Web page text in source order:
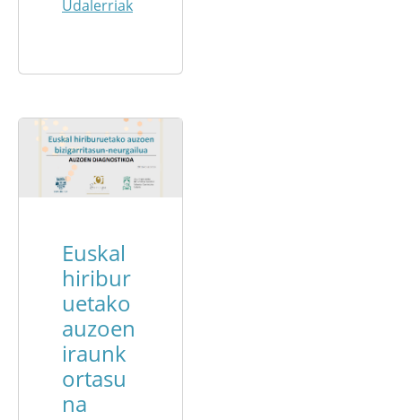
Udalerriak
Euskal
hiribur
uetako
auzoen
iraunk
ortasu
na